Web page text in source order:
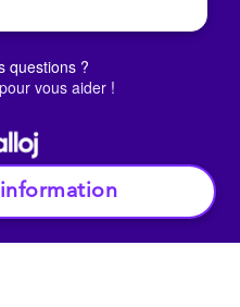
questions ?
vous aider !
droits réservés